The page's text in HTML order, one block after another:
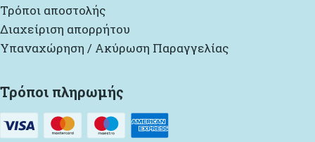
Τρόποι αποστολής
Διαχείριση απορρήτου
Υπαναχώρηση / Ακύρωση Παραγγελίας
Τρόποι πληρωμής